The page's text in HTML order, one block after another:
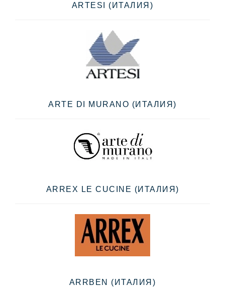
ARTESI (ИТАЛИЯ)
ARTE DI MURANO (ИТАЛИЯ)
ARREX LE CUCINE (ИТАЛИЯ)
ARRBEN (ИТАЛИЯ)